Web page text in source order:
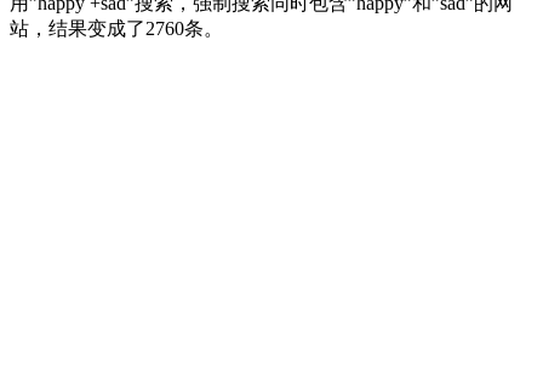
站，结果变成了2760条。